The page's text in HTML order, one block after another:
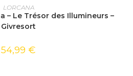
AU PANIER
LORCANA
– Le Trésor des Illumineurs –
Givresort
54,99 €